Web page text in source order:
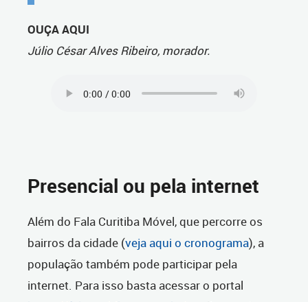
OUÇA AQUI
Júlio César Alves Ribeiro, morador.
Presencial ou pela internet
Além do Fala Curitiba Móvel, que percorre os
bairros da cidade (veja aqui o cronograma), a
população também pode participar pela
internet. Para isso basta acessar o portal